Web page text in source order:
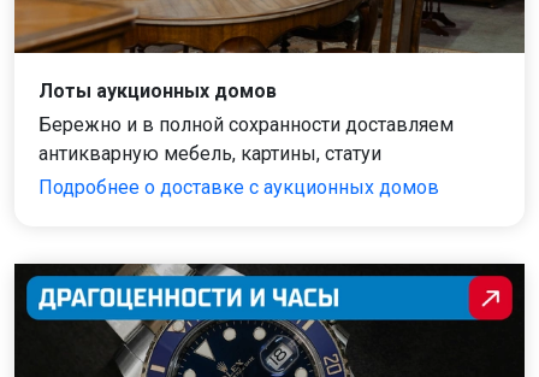
Лоты аукционных домов
Бережно и в полной сохранности доставляем
антикварную мебель, картины, статуи
Подробнее о доставке с аукционных домов